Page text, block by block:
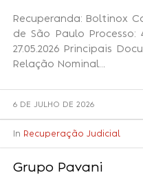
Recuperanda: Boltinox
de São Paulo Processo:
27.05.2026 Principais
Relação Nominal…
6 DE JULHO DE 2026
In Recuperação Judicial
Grupo Pavani